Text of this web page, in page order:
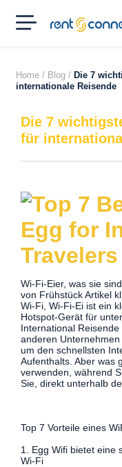
RENT'N
CONNECT
Home / Blog / Die 7
internationale Reisende
Die 7
für
Wi-Fi-Eier, was sie
von Frühstück Artikel
Wi-Fi, Wi-Fi-Ei ist ein
Hotspot-Gerät für
International
anderen Unternehmen
um den schnellsten
Aufenthalts. Aber was
verwenden, während
Sie, direkt unterhalb
Top 7 Vorteile eines
1. Egg Wifi bietet eine
Wi-Fi